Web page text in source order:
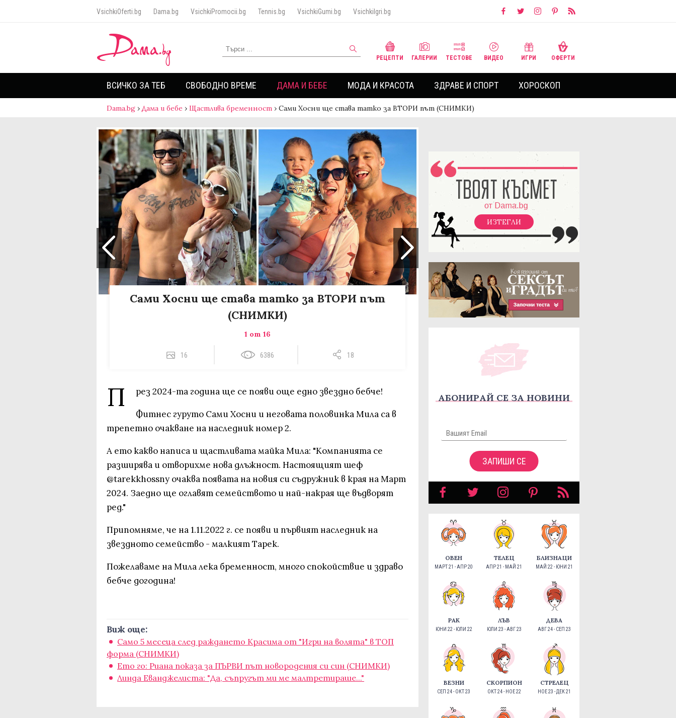
VsichkiOferti.bg Dama.bg VsichkiPromocii.bg Tennis.bg VsichkiGumi.bg VsichkiIgri.bg
РЕЦЕПТИ ГАЛЕРИИ ТЕСТОВЕ ВИДЕО ИГРИ ОФЕРТИ
ВСИЧКО ЗА ТЕБ СВОБОДНО ВРЕМЕ ДАМА И БЕБЕ МОДА И КРАСОТА ЗДРАВЕ И СПОРТ ХОРОСКОП
Dama.bg ›Дама и бебе › Щастлива бременност › Сами Хосни ще става татко за ВТОРИ път (СНИМКИ)
Сами Хосни ще става татко за ВТОРИ път
(СНИМКИ)
1 от 16
16 6386 18
П рез 2024-та година ще се появи още едно звездно бебче!
Фитнес гуруто Сами Хосни и неговата половинка Мила са в
трепетно очакване на наследник номер 2.
А ето какво написа и щастливата майка Мила: "Компанията се
разширява и отворихме нова длъжност. Настоящият шеф
@tarekkhossny очаква появата на новия си съдружник в края на Март
2024. Заедно ще оглавят семейството и най-накрая ще въдворят
ред."
Припомняме, че на 1.11.2022 г. се появи и първият наследник на
звездното семейство - малкият Тарек.
Пожелаваме на Мила лека бременност, много спокойствие и здраво
бебче догодина!
Виж още:
Само 5 месеца след раждането Красима от "Игри на волята" в ТОП
форма (СНИМКИ)
Eто го: Риана показа за ПЪРВИ път новородения си син (СНИМКИ)
Линда Еванджелиста: "Да, съпругът ми ме малтретираше..."
ИЗТЕГЛИ
АБОНИРАЙ СЕ ЗА НОВИНИ
ЗАПИШИ СЕ
ОВЕН
МАРТ 21 - АПР 20
ТЕЛЕЦ
АПР 21 - МАЙ 21
БЛИЗНАЦИ
МАЙ 22 - ЮНИ 21
РАК
ЮНИ 22 - ЮЛИ 22
ЛЪВ
ЮЛИ 23 - АВГ 23
ДЕВА
АВГ 24 - СЕП 23
ВЕЗНИ
СЕП 24 - ОКТ 23
СКОРПИОН
ОКТ 24 - НОЕ 22
СТРЕЛЕЦ
НОЕ 23 - ДЕК 21